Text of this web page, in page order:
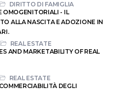
DIRITTO DI FAMIGLIA
OMOGENITORIALI - IL
ALLA NASCITA E ADOZIONE IN
REAL ESTATE
AND MARKETABILITY OF REAL
REAL ESTATE
DEGLI